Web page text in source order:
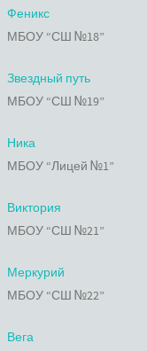
Феникс
МБОУ “СШ №18”
Звездный путь
МБОУ “СШ №19”
Ника
МБОУ “Лицей №1”
Виктория
МБОУ “СШ №21”
Меркурий
МБОУ “СШ №22”
Вега